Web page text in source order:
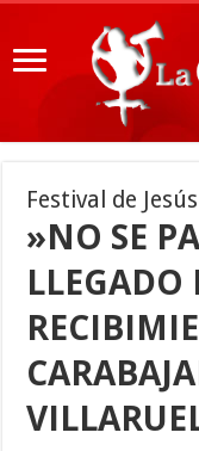
Festival de
»NO SE
LLEGADO